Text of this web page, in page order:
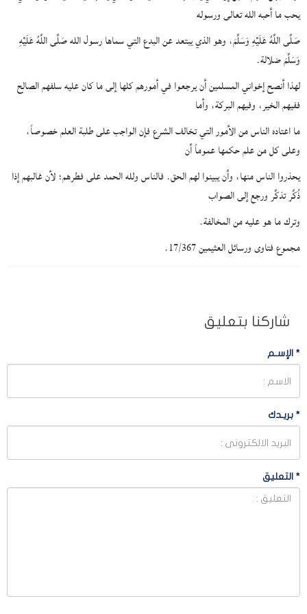
يحب ما أحبه الله تعالى ورسوله
صَلَّى اللَّهُ عَلَيْهِ وَسَلَّمَ، وهو الذي يبتعد عن البدع التي سماها رسول الله صَلَّى اللَّهُ عَلَيْهِ
وَسَلَّمَ ضلالة.
لهذا أنصح إخواني المسلمين أن يرجعوا في أمورهم كلها إلى ما كان عليه سلفهم الصالح
ففيهم الخير، وفيهم البركة، وأما
ما اعتاده الناس من الأمور التي تخالف الشرع فإن الواجب على طلبة العلم خصوصاً،
وعلى كل من علم حكمها عموماً أن
يحذروا الناس منها، وأن يبينوا لهم الحق. فالناس ولله الحمد على فطرهم؛ لأن غالبهم إذا
ذُكِّر تذكَّر ورجع إلى الصواب
وترك ما هو عليه من المخالفة.
مجموع فتاوى ورسائل العثيمين 17/367.
شاركنا بتعليق
* الإسـم
* بريـدك
* التعليق